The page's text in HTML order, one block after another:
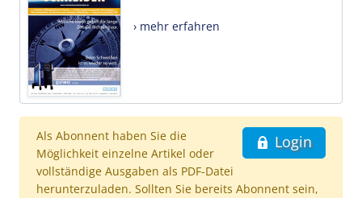
› mehr erfahren
Login
Als Abonnent haben Sie die
Möglichkeit einzelne Artikel oder
vollständige Ausgaben als PDF-Datei
herunterzuladen. Sollten Sie bereits Abonnent sein,